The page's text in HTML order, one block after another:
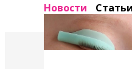
Новости Статьи